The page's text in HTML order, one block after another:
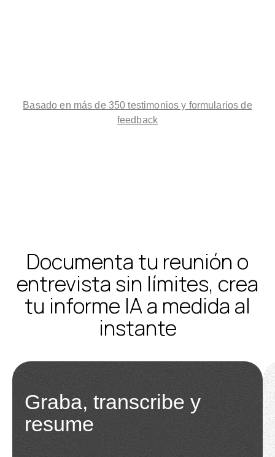
Basado en más de 350 testimonios y formularios de
feedback
Documenta tu reunión o
entrevista sin límites, crea
tu informe IA a medida al
instante
Graba, transcribe y
resume